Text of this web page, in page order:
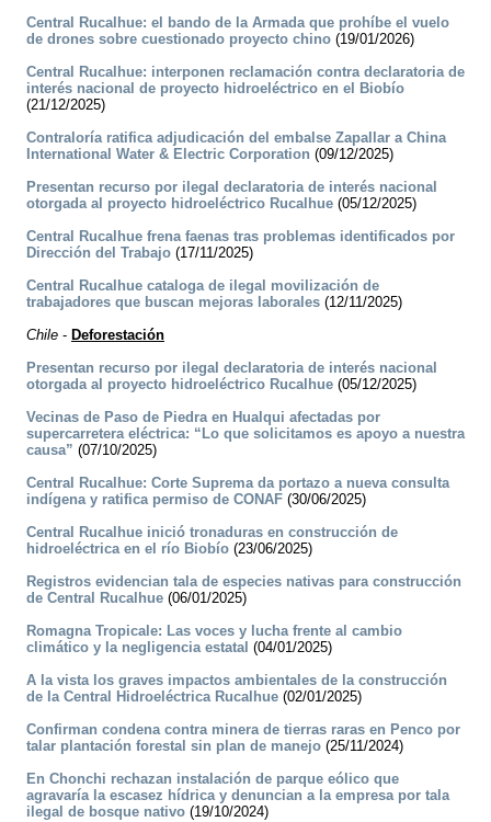
Central Rucalhue: el bando de la Armada que prohíbe el vuelo
de drones sobre cuestionado proyecto chino (19/01/2026)
Central Rucalhue: interponen reclamación contra declaratoria de
interés nacional de proyecto hidroeléctrico en el Biobío
(21/12/2025)
Contraloría ratifica adjudicación del embalse Zapallar a China
International Water & Electric Corporation (09/12/2025)
Presentan recurso por ilegal declaratoria de interés nacional
otorgada al proyecto hidroeléctrico Rucalhue (05/12/2025)
Central Rucalhue frena faenas tras problemas identificados por
Dirección del Trabajo (17/11/2025)
Central Rucalhue cataloga de ilegal movilización de
trabajadores que buscan mejoras laborales (12/11/2025)
Chile - Deforestación
Presentan recurso por ilegal declaratoria de interés nacional
otorgada al proyecto hidroeléctrico Rucalhue (05/12/2025)
Vecinas de Paso de Piedra en Hualqui afectadas por
supercarretera eléctrica: “Lo que solicitamos es apoyo a nuestra
causa” (07/10/2025)
Central Rucalhue: Corte Suprema da portazo a nueva consulta
indígena y ratifica permiso de CONAF (30/06/2025)
Central Rucalhue inició tronaduras en construcción de
hidroeléctrica en el río Biobío (23/06/2025)
Registros evidencian tala de especies nativas para construcción
de Central Rucalhue (06/01/2025)
Romagna Tropicale: Las voces y lucha frente al cambio
climático y la negligencia estatal (04/01/2025)
A la vista los graves impactos ambientales de la construcción
de la Central Hidroeléctrica Rucalhue (02/01/2025)
Confirman condena contra minera de tierras raras en Penco por
talar plantación forestal sin plan de manejo (25/11/2024)
En Chonchi rechazan instalación de parque eólico que
agravaría la escasez hídrica y denuncian a la empresa por tala
ilegal de bosque nativo (19/10/2024)